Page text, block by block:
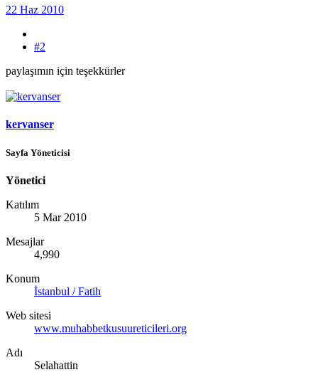
22 Haz 2010
#2
paylaşımın için teşekkürler
kervanser
Sayfa Yöneticisi
Yönetici
Katılım
5 Mar 2010
Mesajlar
4,990
Konum
İstanbul / Fatih
Web sitesi
www.muhabbetkusuureticileri.org
Adı
Selahattin